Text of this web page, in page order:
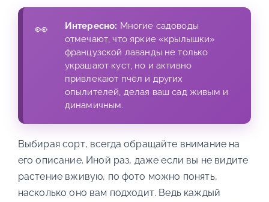
Интересно: Многие садоводы
отмечают, что яркие «крылышки»
французской лаванды не только
украшают куст, но и активно
привлекают пчёл и других
опылителей, делая ваш сад живым и
динамичным.
Выбирая сорт, всегда обращайте внимание на
его описание. Иной раз, даже если вы не видите
растение вживую, по фото можно понять,
насколько оно вам подходит. Ведь каждый